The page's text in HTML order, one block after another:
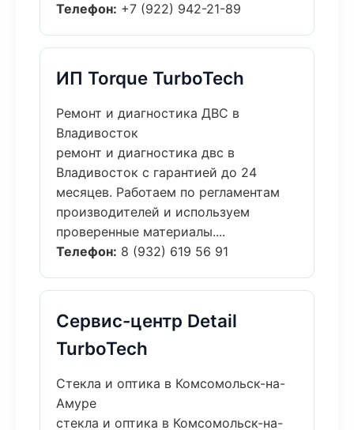
Телефон: +7 (922) 942-21-89
ИП Torque TurboTech
Ремонт и диагностика ДВС в
Владивосток
ремонт и диагностика двс в
Владивосток с гарантией до 24
месяцев. Работаем по регламентам
производителей и используем
проверенные материалы....
Телефон: 8 (932) 619 56 91
Сервис-центр Detail
TurboTech
Стекла и оптика в Комсомольск-на-
Амуре
стекла и оптика в Комсомольск-на-